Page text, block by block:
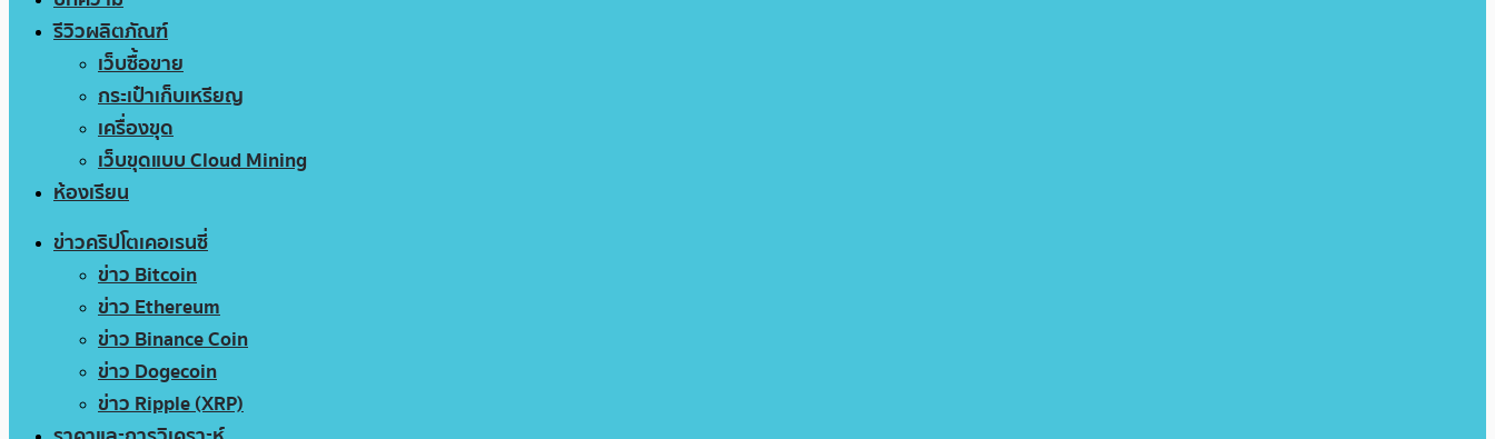
รีวิวผลิตภัณฑ์
เว็บซื้อขาย
กระเป๋าเก็บเหรียญ
เครื่องขุด
เว็บขุดแบบ Cloud Mining
ห้องเรียน
ข่าวคริปโตเคอเรนซี่
ข่าว Bitcoin
ข่าว Ethereum
ข่าว Binance Coin
ข่าว Dogecoin
ข่าว Ripple (XRP)